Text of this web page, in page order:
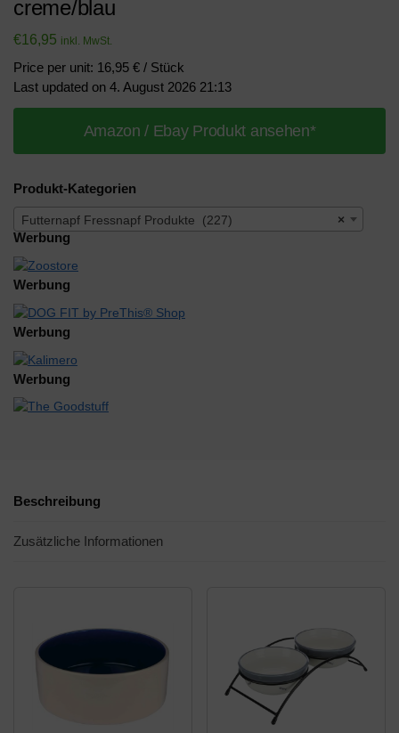
creme/blau
€16,95 inkl. MwSt.
Price per unit: 16,95 € / Stück
Last updated on 4. August 2026 21:13
Amazon / Ebay Produkt ansehen*
Produkt-Kategorien
×
Futternapf Fressnapf Produkte (227)
Werbung
Werbung
Werbung
Werbung
Beschreibung
Zusätzliche Informationen